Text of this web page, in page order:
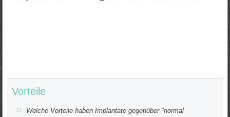
Vorteile
Welche Vorteile haben Implantate gegenüber "normal